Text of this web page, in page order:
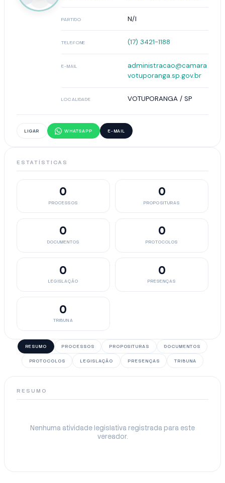
PARTIDO N/I
TELEFONE (17) 3421-1188
E-MAIL
administracao@camara
votuporanga.sp.gov.br
LOCALIDADE VOTUPORANGA / SP
LIGAR WHATSAPP E-MAIL
ESTATÍSTICAS
0
PROCESSOS
0
PROPOSITURAS
0
DOCUMENTOS
0
PROTOCOLOS
0
LEGISLAÇÃO
0
PRESENÇAS
0
TRIBUNA
RESUMO PROCESSOS PROPOSITURAS DOCUMENTOS
PROTOCOLOS LEGISLAÇÃO PRESENÇAS TRIBUNA
RESUMO
Nenhuma atividade legislativa registrada para este
vereador.